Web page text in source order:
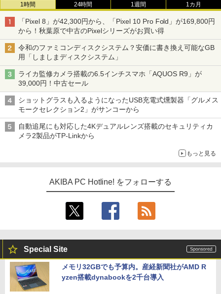
1時間 24時間 1週間 1カ月
「Pixel 8」が42,300円から、「Pixel 10 Pro Fold」が169,800円
から！秋葉原で中古のPixelシリーズがお買い得
令和のファミコンディスクシステム？安価に書き換え可能なGB
用「しましまディスクシステム」
ライカ監修カメラ搭載の6.5インチスマホ「AQUOS R9」が
39,000円！中古セール
ショットグラスも入るようになったUSB充電式燻製器「グルメス
モークセレクション2」がサンコーから
自動追尾にも対応した4Kデュアルレンズ搭載のセキュリティカ
メラ2製品がTP-Linkから
もっと見る
AKIBA PC Hotline! をフォローする
Special Site
メモリ32GBでも予算内。産経新聞社がAMD R
yzen搭載dynabookを2千台導入